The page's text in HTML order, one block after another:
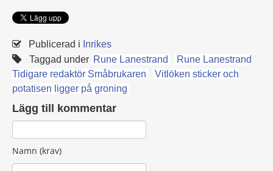
Publicerad i Inrikes
Taggad under Rune Lanestrand
Rune Lanestrand
Tidigare redaktör Småbrukaren
Vitlöken sticker och
potatisen ligger på groning
Lägg till kommentar
Namn (krav)